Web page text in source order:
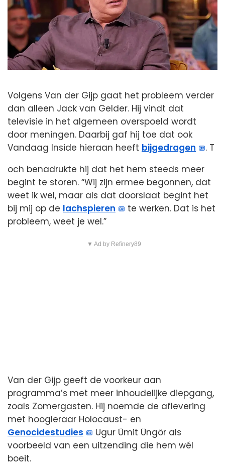
Volgens Van der Gijp gaat het probleem verder
dan alleen Jack van Gelder. Hij vindt dat
televisie in het algemeen overspoeld wordt
door meningen. Daarbij gaf hij toe dat ook
Vandaag Inside hieraan heeft bijgedragen
. T
och benadrukte hij dat het hem steeds meer
begint te storen. “Wij zijn ermee begonnen, dat
weet ik wel, maar als dat doorslaat begint het
bij mij op de lachspieren
te werken. Dat is het
probleem, weet je wel.”
▼ Ad by Refinery89
Van der Gijp geeft de voorkeur aan
programma’s met meer inhoudelijke diepgang,
zoals Zomergasten. Hij noemde de aflevering
met hoogleraar Holocaust- en
Genocidestudies
Ugur Ümit Üngör als
voorbeeld van een uitzending die hem wél
boeit.